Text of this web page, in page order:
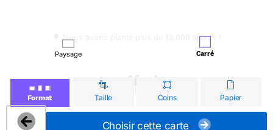
Paysage Carré
Format Taille Coins Papier
Choisir cette carte
🌳 Nous avons planté plus de 13.000 arbres !
© Merci Facteur